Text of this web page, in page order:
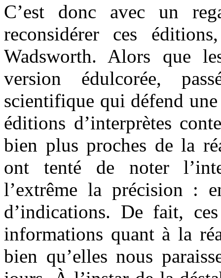
C’est donc avec un
reconsidérer ces
Wadsworth. Alors que
version édulcorée,
scientifique qui défend
éditions d’interprètes
bien plus proches de la
ont tenté de noter
l’extrême la précision :
d’indications. De fait,
informations quant à la
bien qu’elles nous